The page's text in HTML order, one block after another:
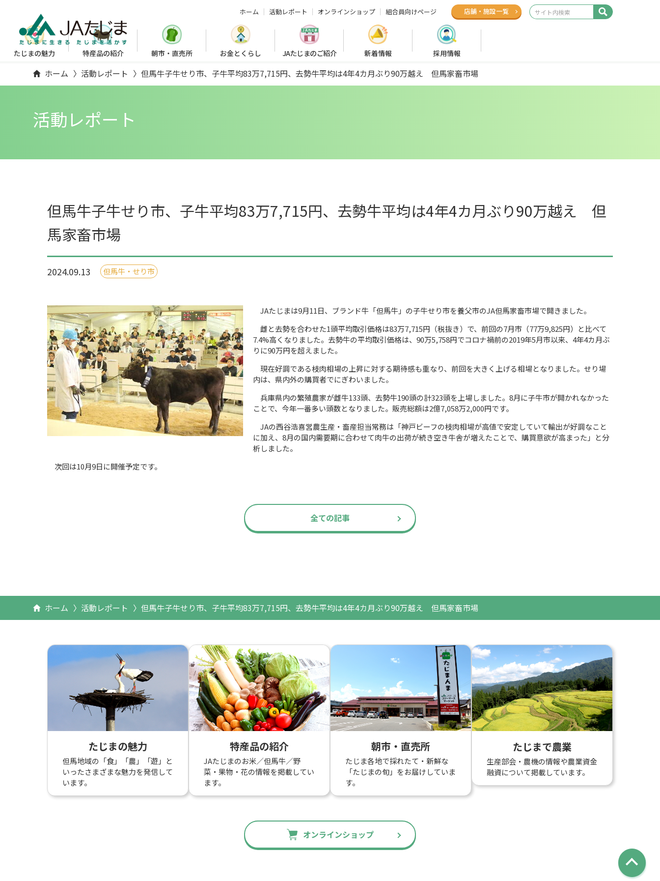
ホーム 活動レポート オンラインショップ 組合員向けページ 店舗 ・ 施設一覧
たじまの魅力 特産品の紹介 朝市・直売所 お金とくらし JAたじまのご紹介 新着情報 採用情報
ホーム 活動レポート 但馬牛子牛せり市、子牛平均83万7,715円、去勢牛平均は4年4カ月ぶり90万越え 但馬家畜市場
活動レポート
但馬牛子牛せり市、子牛平均83万7,715円、去勢牛平均は4年4カ月ぶり90万越え 但
馬家畜市場
2024.09.13 但馬牛・せり市
JAたじまは9月11日、ブランド牛「但馬牛」の子牛せり市を養父市のJA但馬家畜市場で開きました。
雌と去勢を合わせた1頭平均取引価格は83万7,715円（税抜き）で、前回の7月市（77万9,825円）と比べて
7.4%高くなりました。去勢牛の平均取引価格は、 90万5,758円でコロナ禍前の2019年5月市以来、 4年4カ月ぶ
りに90万円を超えました。
現在好調である枝肉相場の上昇に対する期待感も重なり、前回を大きく上げる相場となりました。せり場
内は、県内外の購買者でにぎわいました。
兵庫県内の繁殖農家が雌牛133頭、去勢牛190頭の計323頭を上場しました。 8月に子牛市が開かれなかった
ことで、今年一番多い頭数となりました。販売総額は2億7,058万2,000円です。
JAの西谷浩喜営農生産・畜産担当常務は「神戸ビーフの枝肉相場が高値で安定していて輸出が好調なこと
に加え、 8月の国内需要期に合わせて肉牛の出荷が続き空き牛舎が増えたことで、購買意欲が高まった」と分
析しました。
次回は10月9日に開催予定です。
全ての記事
ホーム 活動レポート 但馬牛子牛せり市、子牛平均83万7,715円、去勢牛平均は4年4カ月ぶり90万越え 但馬家畜市場
たじまの魅力
但馬地域の「食」「農」「遊」と
いったさまざまな魅力を発信して
います。
特産品の紹介
JAたじまのお米／但馬牛／野
菜・果物・花の情報を掲載してい
ます。
朝市・直売所
たじま各地で採れたて・新鮮な
「たじまの旬」をお届けしていま
す。
たじまで農業
生産部会・農機の情報や農業資金
融資について掲載しています。
オンラインショップ